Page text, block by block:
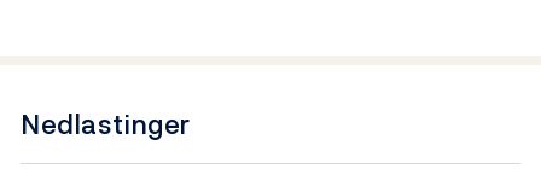
Nedlastinger